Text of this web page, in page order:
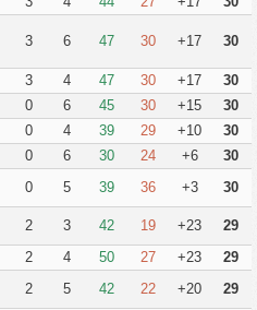
3 6 47 30 +17 30
3 4 47 30 +17 30
0 6 45 30 +15 30
0 4 39 29 +10 30
0 6 30 24 +6 30
0 5 39 36 +3 30
2 3 42 19 +23 29
2 4 50 27 +23 29
2 5 42 22 +20 29